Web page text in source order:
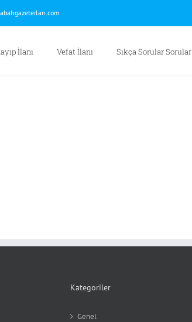
İlanı Vefat İlanı Sıkça Sorular Sorular
Kategoriler
Genel